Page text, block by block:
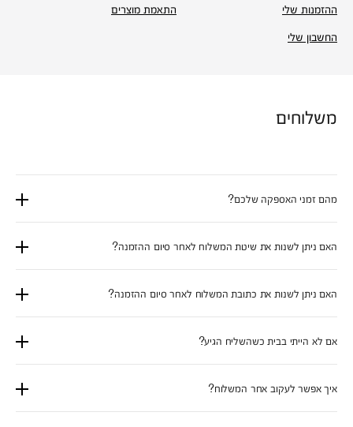
ההזמנות שלי
החשבון שלי
התאמת מוצרים
משלוחים
מהם זמני האספקה שלכם?
האם ניתן לשנות את שיטת המשלוח לאחר סיום ההזמנה?
האם ניתן לשנות את כתובת המשלוח לאחר סיום ההזמנה?
אם לא הייתי בבית כשהשליח הגיע?
איך אפשר לעקוב אחר המשלוח?